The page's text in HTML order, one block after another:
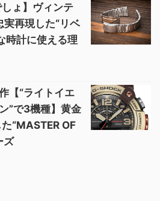
しょ】ヴィンテ
実再現した“リベ
時計に使える理
【“ライトイエ
”で3機種】黄金
“MASTER OF
ズ